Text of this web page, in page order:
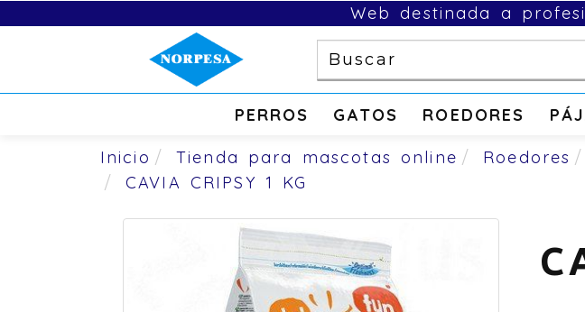
Web destinada a
PERROS GATOS ROEDORES
Inicio Tienda para mascotas online Roedores
CAVIA CRIPSY 1 KG